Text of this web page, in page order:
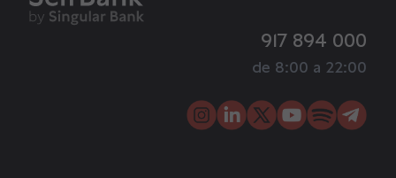
917 894 000
de 8:00 a 22:00